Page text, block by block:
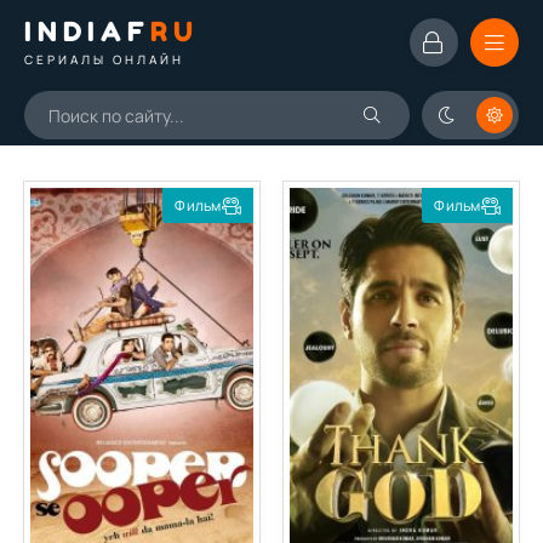
INDIAFRU
СЕРИАЛЫ ОНЛАЙН
Фильм Фильм